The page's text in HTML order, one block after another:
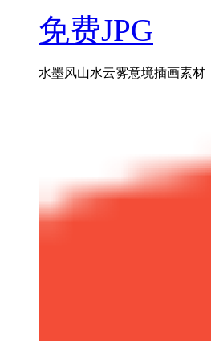
免费JPG
水墨风山水云雾意境插画素材